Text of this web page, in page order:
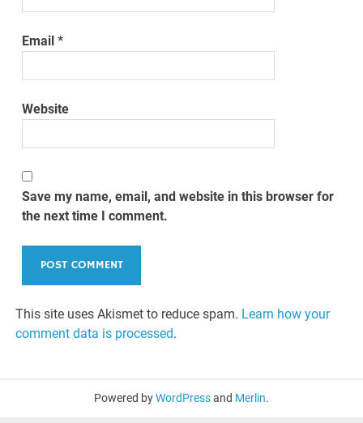
Email*
Website
Save my name, email, and website in this browser for
the next time I comment.
This site uses Akismet to reduce spam. Learn how your
comment data is processed.
Powered byWordPressand Merlin.